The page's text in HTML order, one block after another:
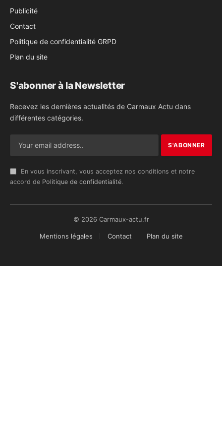
Publicité
Contact
Politique de confidentialité GRPD
Plan du site
S'abonner à la Newsletter
Recevez les dernières actualités de Carmaux Actu dans
différentes catégories.
En vous inscrivant, vous acceptez nos conditions et notre
accord de Politique de confidentialité.
© 2026 Carmaux-actu.fr
Mentions légales Contact Plan du site